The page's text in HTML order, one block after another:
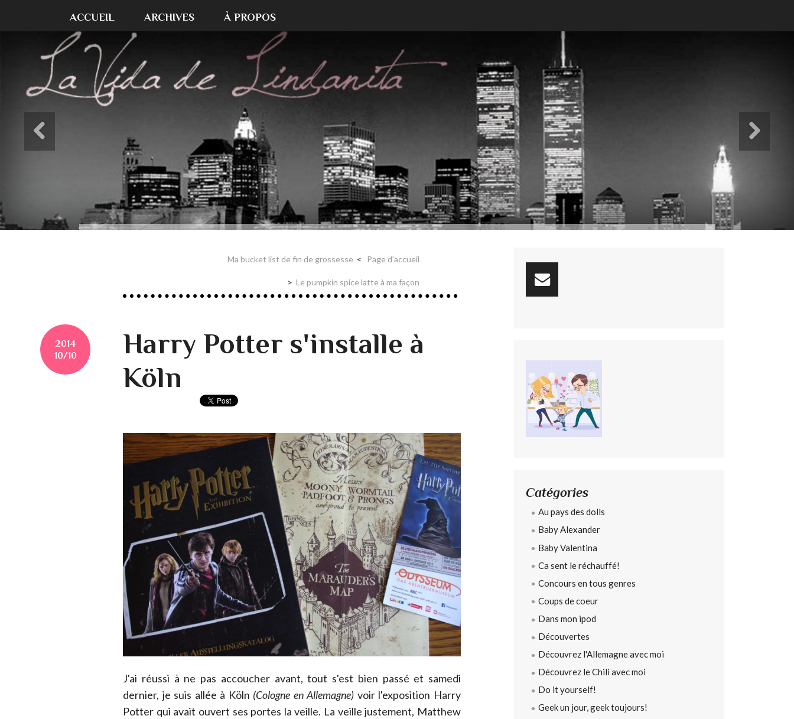
ACCUEIL ARCHIVES À PROPOS
Ma bucket list de fin de grossesse Page d'accueil
Le pumpkin spice latte à ma façon
2014
10/10
Harry Potter s'installe à
Köln
J'ai réussi à ne pas accoucher avant, tout s'est bien passé et samedi
dernier, je suis allée à Köln (Cologne en Allemagne) voir l'exposition Harry
Potter qui avait ouvert ses portes la veille. La veille justement, Matthew
Catégories
Au pays des dolls
Baby Alexander
Baby Valentina
Ca sent le réchauffé!
Concours en tous genres
Coups de coeur
Dans mon ipod
Découvertes
Découvrez l'Allemagne avec moi
Découvrez le Chili avec moi
Do it yourself!
Geek un jour, geek toujours!